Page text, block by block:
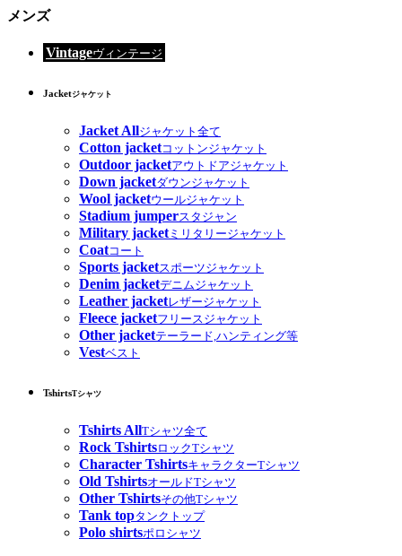
メンズ
Vintageヴィンテージ
Jacketジャケット
Jacket Allジャケット全て
Cotton jacketコットンジャケット
Outdoor jacketアウトドアジャケット
Down jacketダウンジャケット
Wool jacketウールジャケット
Stadium jumperスタジャン
Military jacketミリタリージャケット
Coatコート
Sports jacketスポーツジャケット
Denim jacketデニムジャケット
Leather jacketレザージャケット
Fleece jacketフリースジャケット
Other jacketテーラード,ハンティング等
Vestベスト
TshirtsTシャツ
Tshirts AllTシャツ全て
Rock TshirtsロックTシャツ
Character TshirtsキャラクターTシャツ
Old TshirtsオールドTシャツ
Other Tshirtsその他Tシャツ
Tank topタンクトップ
Polo shirtsポロシャツ